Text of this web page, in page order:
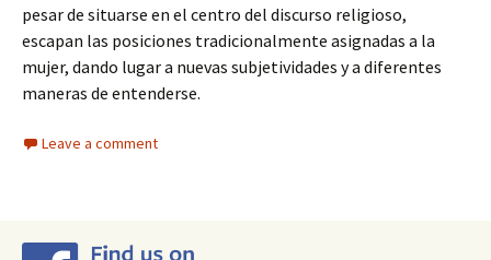
pesar de situarse en el centro del discurso religioso,
escapan las posiciones tradicionalmente asignadas a la
mujer, dando lugar a nuevas subjetividades y a diferentes
maneras de entenderse.
Leave a comment